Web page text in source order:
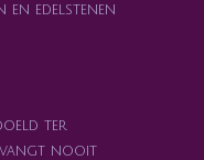
en edelstenen
ter
nooit